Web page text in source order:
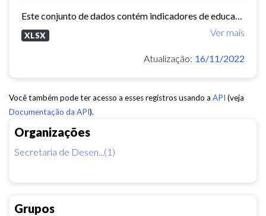
Organizações
Secretaria de Desen...(1)
Grupos
Ver mais
XLSX
Atualização: 16/11/2022
Você também pode ter acesso a esses registros usando a API (veja
Documentação da API).